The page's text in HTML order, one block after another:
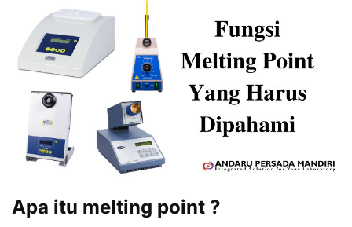
Apa itu melting point ?